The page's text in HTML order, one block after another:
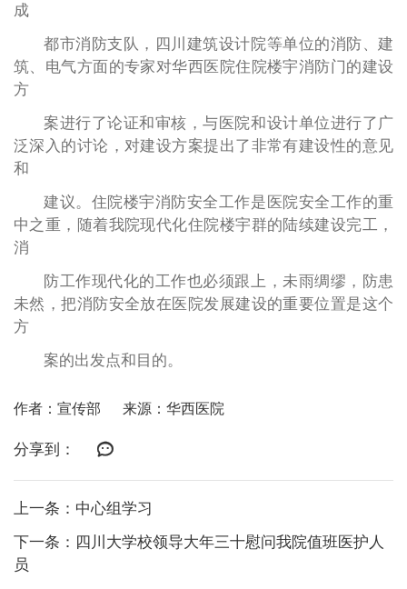
成
都市消防支队，四川建筑设计院等单位的消防、建
筑、电气方面的专家对华西医院住院楼宇消防门的建设
方
案进行了论证和审核，与医院和设计单位进行了广
泛深入的讨论，对建设方案提出了非常有建设性的意见
和
建议。住院楼宇消防安全工作是医院安全工作的重
中之重，随着我院现代化住院楼宇群的陆续建设完工，
消
防工作现代化的工作也必须跟上，未雨绸缪，防患
未然，把消防安全放在医院发展建设的重要位置是这个
方
案的出发点和目的。
作者：宣传部 来源：华西医院
分享到：
上一条：中心组学习
下一条：四川大学校领导大年三十慰问我院值班医护人
员